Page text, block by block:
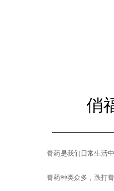
俏
膏药是我们日常生活
膏药种类众多，跌打